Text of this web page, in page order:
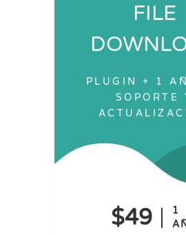
FILE
PLUGIN + 1
SOPORTE
$49
1